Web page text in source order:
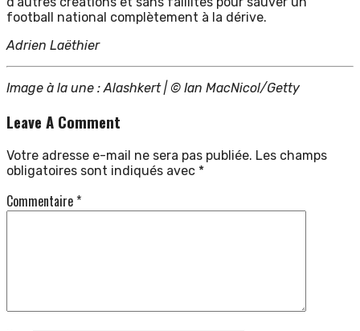
football national complètement à la dérive.
Adrien Laëthier
Image à la une : Alashkert | © Ian MacNicol/Getty
Leave A Comment
Votre adresse e-mail ne sera pas publiée. Les champs
obligatoires sont indiqués avec *
Commentaire*